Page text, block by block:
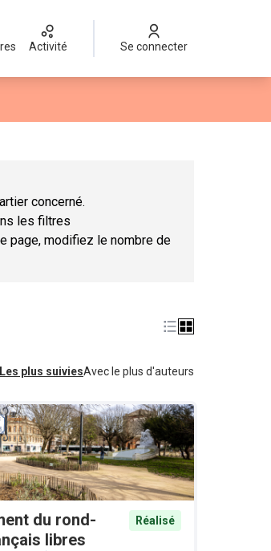
Activité Se connecter
concerné.
les filtres
page, modifiez le nombre de
Les plus suiviesAvec le plus d'auteurs
du rond-
libres
Réalisé